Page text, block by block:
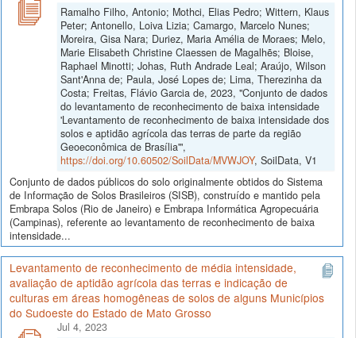
Ramalho Filho, Antonio; Mothci, Elias Pedro; Wittern, Klaus
Peter; Antonello, Loiva Lizia; Camargo, Marcelo Nunes;
Moreira, Gisa Nara; Duriez, Maria Amélia de Moraes; Melo,
Marie Elisabeth Christine Claessen de Magalhẽs; Bloise,
Raphael Minotti; Johas, Ruth Andrade Leal; Araújo, Wilson
Sant'Anna de; Paula, José Lopes de; Lima, Therezinha da
Costa; Freitas, Flávio Garcia de, 2023, "Conjunto de dados
do levantamento de reconhecimento de baixa intensidade
'Levantamento de reconhecimento de baixa intensidade dos
solos e aptidão agrícola das terras de parte da região
Geoeconômica de Brasília'",
https://doi.org/10.60502/SoilData/MVWJOY, SoilData, V1
Conjunto de dados públicos do solo originalmente obtidos do Sistema
de Informação de Solos Brasileiros (SISB), construído e mantido pela
Embrapa Solos (Rio de Janeiro) e Embrapa Informática Agropecuária
(Campinas), referente ao levantamento de reconhecimento de baixa
intensidade...
Levantamento de reconhecimento de média intensidade,
avaliação de aptidão agrícola das terras e indicação de
culturas em áreas homogêneas de solos de alguns Municípios
do Sudoeste do Estado de Mato Grosso
Jul 4, 2023